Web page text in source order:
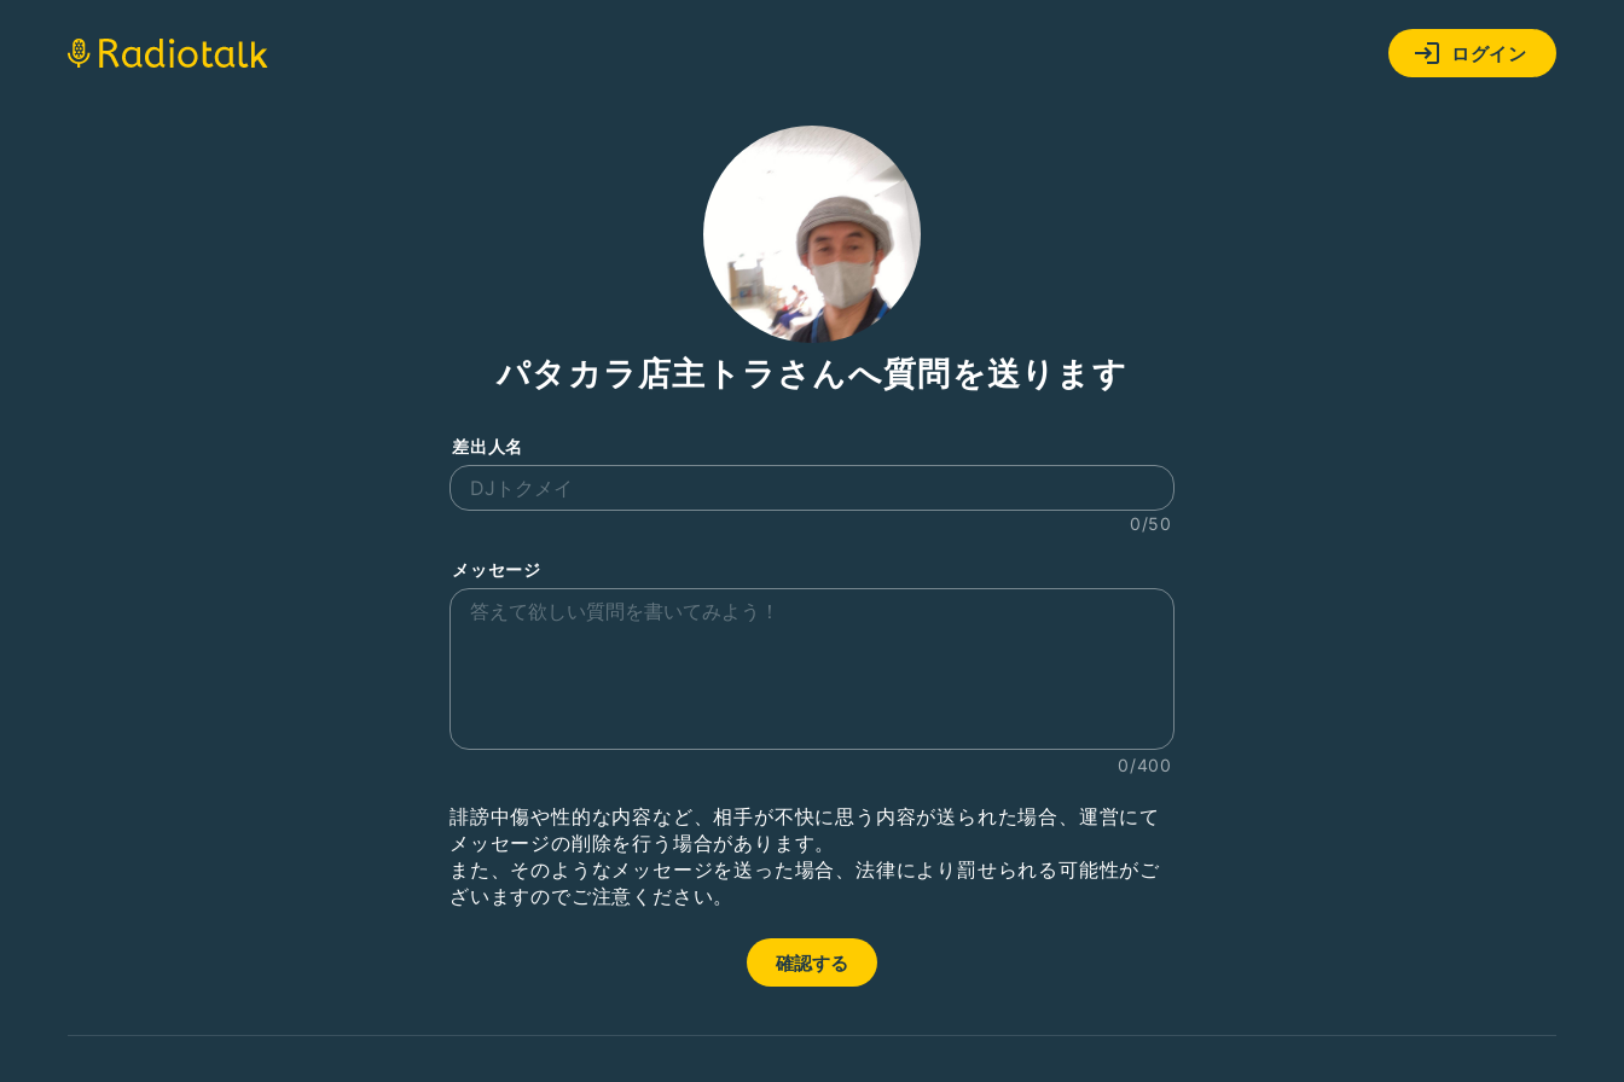
ログイン
パタカラ店主トラさんへ質問を送ります
差出人名
0/50
メッセージ
0/400
誹謗中傷や性的な内容など、相手が不快に思う内容が送られた場合、運営にて
メッセージの削除を行う場合があります。
また、そのようなメッセージを送った場合、法律により罰せられる可能性がご
ざいますのでご注意ください。